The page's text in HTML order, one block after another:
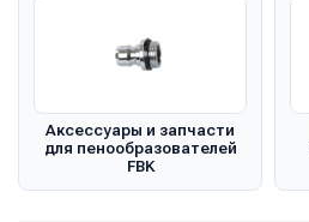
Аксессуары и запчасти
для пенообразователей
FBK